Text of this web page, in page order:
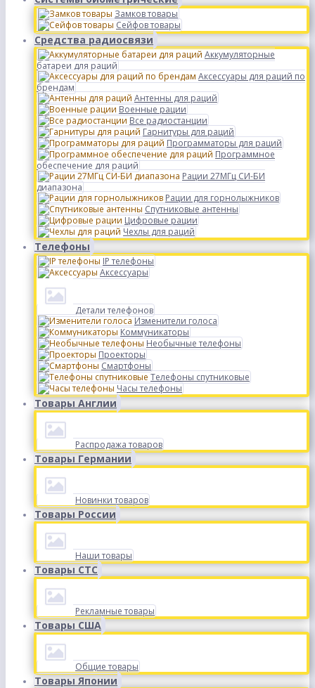
Замков товары
Сейфов товары
Средства радиосвязи
Аккумуляторные
батареи для раций
Аксессуары для раций по
брендам
Антенны для раций
Военные рации
Все радиостанции
Гарнитуры для раций
Программаторы для раций
Программное
обеспечение для раций
Рации 27МГц СИ-БИ
диапазона
Рации для горнолыжников
Спутниковые антенны
Цифровые рации
Чехлы для раций
Телефоны
IP телефоны
Аксессуары
Детали телефонов
Изменители голоса
Коммуникаторы
Необычные телефоны
Проекторы
Смартфоны
Телефоны спутниковые
Часы телефоны
Товары Англии
Распродажа товаров
Товары Германии
Новинки товаров
Товары России
Наши товары
Товары СТС
Рекламные товары
Товары США
Общие товары
Товары Японии